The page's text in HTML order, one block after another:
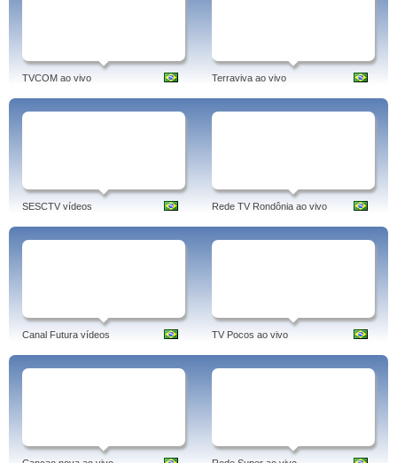
TVCOM ao vivo Terraviva ao vivo
SESCTV vídeos Rede TV Rondônia ao vivo
Canal Futura vídeos TV Pocos ao vivo